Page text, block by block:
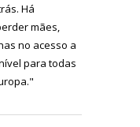
Há
mães,
no acesso a
para todas